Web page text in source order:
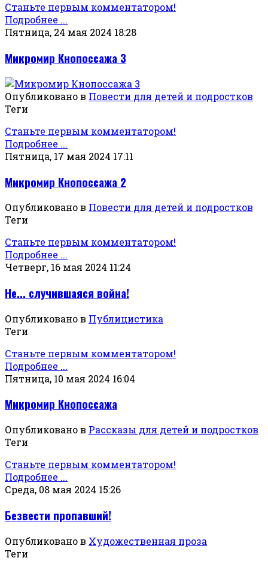
Станьте первым комментатором!
Подробнее ...
Пятница, 24 мая 2024 18:28
Микромир Кнопоссажа 3
Опубликовано в Повести для детей и подростков
Теги
Станьте первым комментатором!
Подробнее ...
Пятница, 17 мая 2024 17:11
Микромир Кнопоссажа 2
Опубликовано в Повести для детей и подростков
Теги
Станьте первым комментатором!
Подробнее ...
Четверг, 16 мая 2024 11:24
Не... случившаяся война!
Опубликовано в Публицистика
Теги
Станьте первым комментатором!
Подробнее ...
Пятница, 10 мая 2024 16:04
Микромир Кнопоссажа
Опубликовано в Рассказы для детей и подростков
Теги
Станьте первым комментатором!
Подробнее ...
Среда, 08 мая 2024 15:26
Безвести пропавший!
Опубликовано в Художественная проза
Теги